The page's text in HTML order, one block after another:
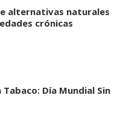
alternativas naturales
crónicas
Tabaco: Día Mundial Sin